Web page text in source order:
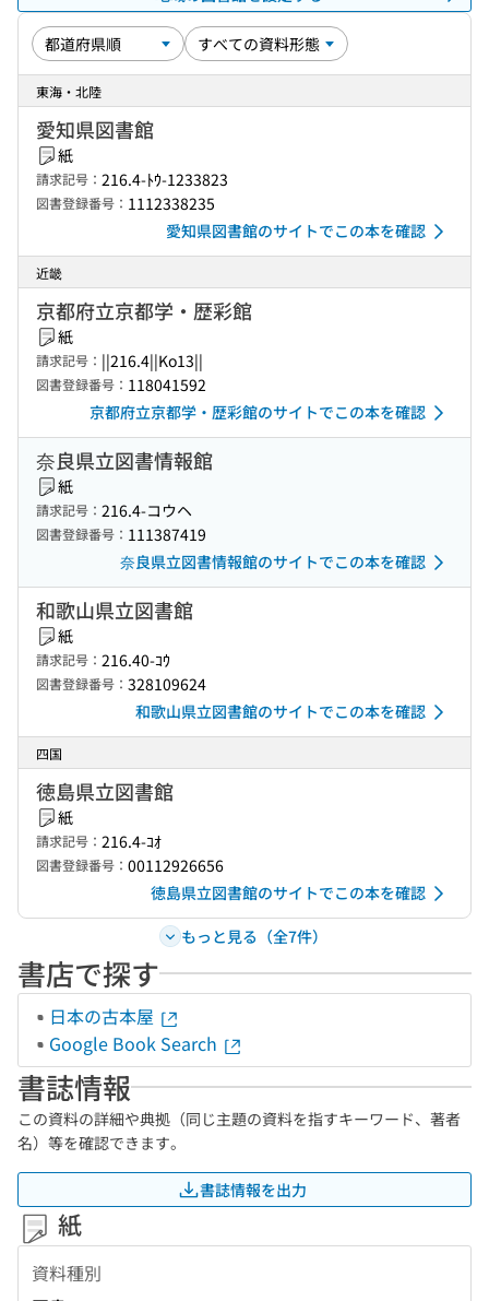
東海・北陸
愛知県図書館
紙
請求記号： 216.4-ﾄｳ-1233823
図書登録番号： 1112338235
愛知県図書館のサイトでこの本を確認
近畿
京都府立京都学・歴彩館
紙
請求記号： ||216.4||Ko13||
図書登録番号： 118041592
京都府立京都学・歴彩館のサイトでこの本を確認
奈良県立図書情報館
紙
請求記号： 216.4-コウヘ
図書登録番号： 111387419
奈良県立図書情報館のサイトでこの本を確認
和歌山県立図書館
紙
請求記号： 216.40-ｺｳ
図書登録番号： 328109624
和歌山県立図書館のサイトでこの本を確認
四国
徳島県立図書館
紙
請求記号： 216.4-ｺｵ
図書登録番号： 00112926656
徳島県立図書館のサイトでこの本を確認
もっと見る（全7件）
書店で探す
日本の古本屋
Google Book Search
書誌情報
この資料の詳細や典拠（同じ主題の資料を指すキーワード、著者
名）等を確認できます。
書誌情報を出力
紙
資料種別